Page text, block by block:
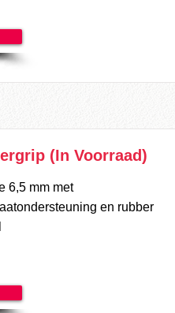
(In Voorraad)
6,5 mm met
en rubber